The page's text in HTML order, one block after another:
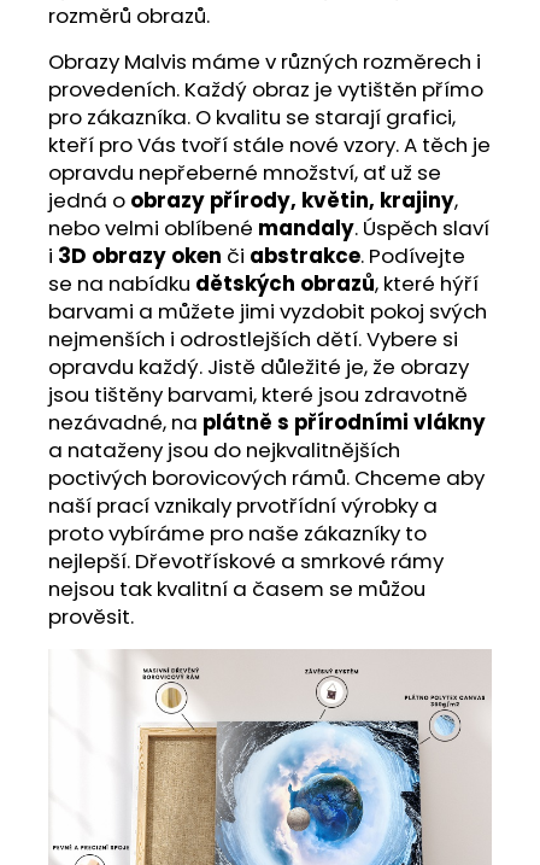
rozměrů obrazů.
Obrazy Malvis máme v různých rozměrech i
provedeních. Každý obraz je vytištěn přímo
pro zákazníka. O kvalitu se starají grafici,
kteří pro Vás tvoří stále nové vzory. A těch je
opravdu nepřeberné množství, ať už se
jedná o obrazy přírody, květin, krajiny,
nebo velmi oblíbené mandaly. Úspěch slaví
i 3D obrazy oken či abstrakce. Podívejte
se na nabídku dětských obrazů, které hýří
barvami a můžete jimi vyzdobit pokoj svých
nejmenších i odrostlejších dětí. Vybere si
opravdu každý. Jistě důležité je, že obrazy
jsou tištěny barvami, které jsou zdravotně
nezávadné, na plátně s přírodními vlákny
a nataženy jsou do nejkvalitnějších
poctivých borovicových rámů. Chceme aby
naší prací vznikaly prvotřídní výrobky a
proto vybíráme pro naše zákazníky to
nejlepší. Dřevotřískové a smrkové rámy
nejsou tak kvalitní a časem se můžou
prověsit.